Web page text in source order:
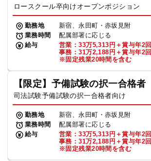
ロースクール卒向けオープンポジション
勤務地
新宿、永田町・赤坂見附
業務時間
配属部署に応じる
給与
営業：33万5,313円＋賞与年2回
事務：31万2,188円＋賞与年2回
※固定残業20時間を含む
【限定】予備試験の択一合格者
司法試験予備試験の択一合格者向け
勤務地
新宿、永田町・赤坂見附
業務時間
配属部署に応じる
給与
営業：33万5,313円＋賞与年2回
事務：31万2,188円＋賞与年2回
※固定残業20時間を含む